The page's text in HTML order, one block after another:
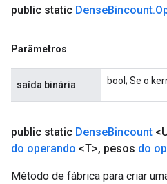
public static DenseBincount.
Parâmetros
saída binária bool; Se o
public static DenseBincount
do operando <T>, pesos do
Método de fábrica para criar